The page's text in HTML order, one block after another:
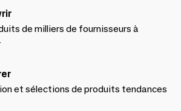
de milliers de fournisseurs à
et sélections de produits tendances